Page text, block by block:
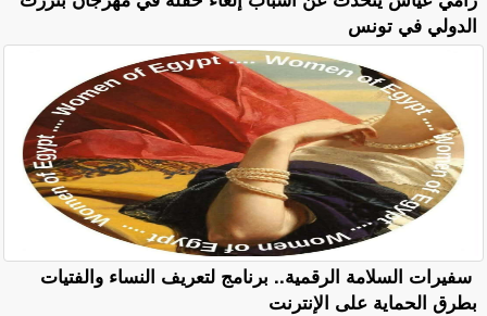
الدولي في تونس
سفيرات السلامة الرقمية.. برنامج لتعريف النساء والفتيات
بطرق الحماية على الإنترنت